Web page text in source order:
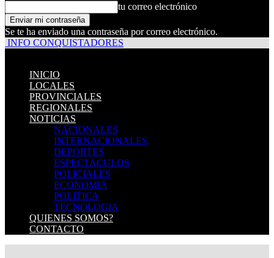
tu correo electrónico
Se te ha enviado una contraseña por correo electrónico.
INFO CONQUISTADORES
INICIO
LOCALES
PROVINCIALES
REGIONALES
NOTICIAS
NACIONALES
INTERNACIONALES
DEPORTES
ESPECTACULOS
POLICIALES
ECONOMIA
POLITICA
TECNOLOGIA
QUIENES SOMOS?
CONTACTO